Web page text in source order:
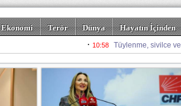
Ekonomi Terör Dünya Hayatın İçinden
Spor Misafir Kalem